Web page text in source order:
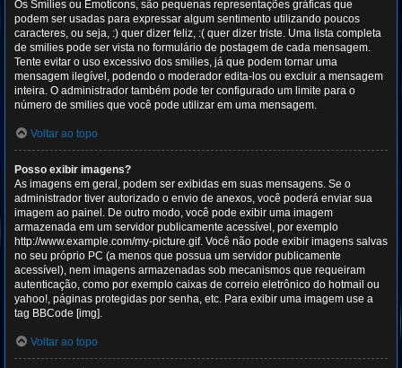
Os Smilies ou Emoticons, são pequenas representações gráficas que
podem ser usadas para expressar algum sentimento utilizando poucos
caracteres, ou seja, :) quer dizer feliz, :( quer dizer triste. Uma lista completa
de smilies pode ser vista no formulário de postagem de cada mensagem.
Tente evitar o uso excessivo dos smilies, já que podem tornar uma
mensagem ilegível, podendo o moderador edita-los ou excluir a mensagem
inteira. O administrador também pode ter configurado um limite para o
número de smilies que você pode utilizar em uma mensagem.
Voltar ao topo
Posso exibir imagens?
As imagens em geral, podem ser exibidas em suas mensagens. Se o
administrador tiver autorizado o envio de anexos, você poderá enviar sua
imagem ao painel. De outro modo, você pode exibir uma imagem
armazenada em um servidor publicamente acessível, por exemplo
http://www.example.com/my-picture.gif. Você não pode exibir imagens salvas
no seu próprio PC (a menos que possua um servidor publicamente
acessível), nem imagens armazenadas sob mecanismos que requeiram
autenticação, como por exemplo caixas de correio eletrônico do hotmail ou
yahoo!, páginas protegidas por senha, etc. Para exibir uma imagem use a
tag BBCode [img].
Voltar ao topo